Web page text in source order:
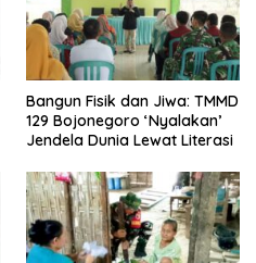
Bangun Fisik dan Jiwa: TMMD
129 Bojonegoro ‘Nyalakan’
Jendela Dunia Lewat Literasi